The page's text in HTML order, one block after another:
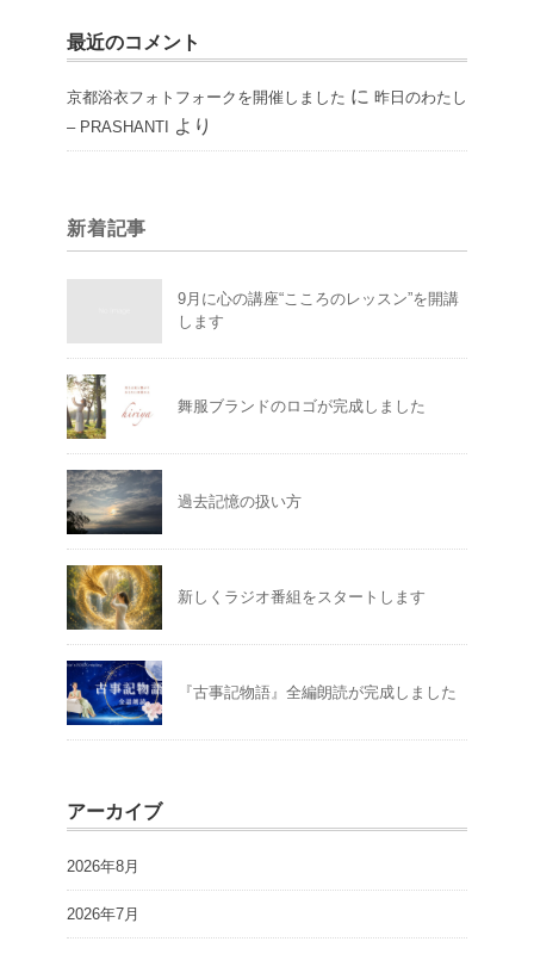
最近のコメント
京都浴衣フォトフォークを開催しました に 昨日のわたし
– PRASHANTI
より
新着記事
9月に心の講座“こころのレッスン”を開講
します
舞服ブランドのロゴが完成しました
過去記憶の扱い方
新しくラジオ番組をスタートします
『古事記物語』全編朗読が完成しました
アーカイブ
2026年8月
2026年7月